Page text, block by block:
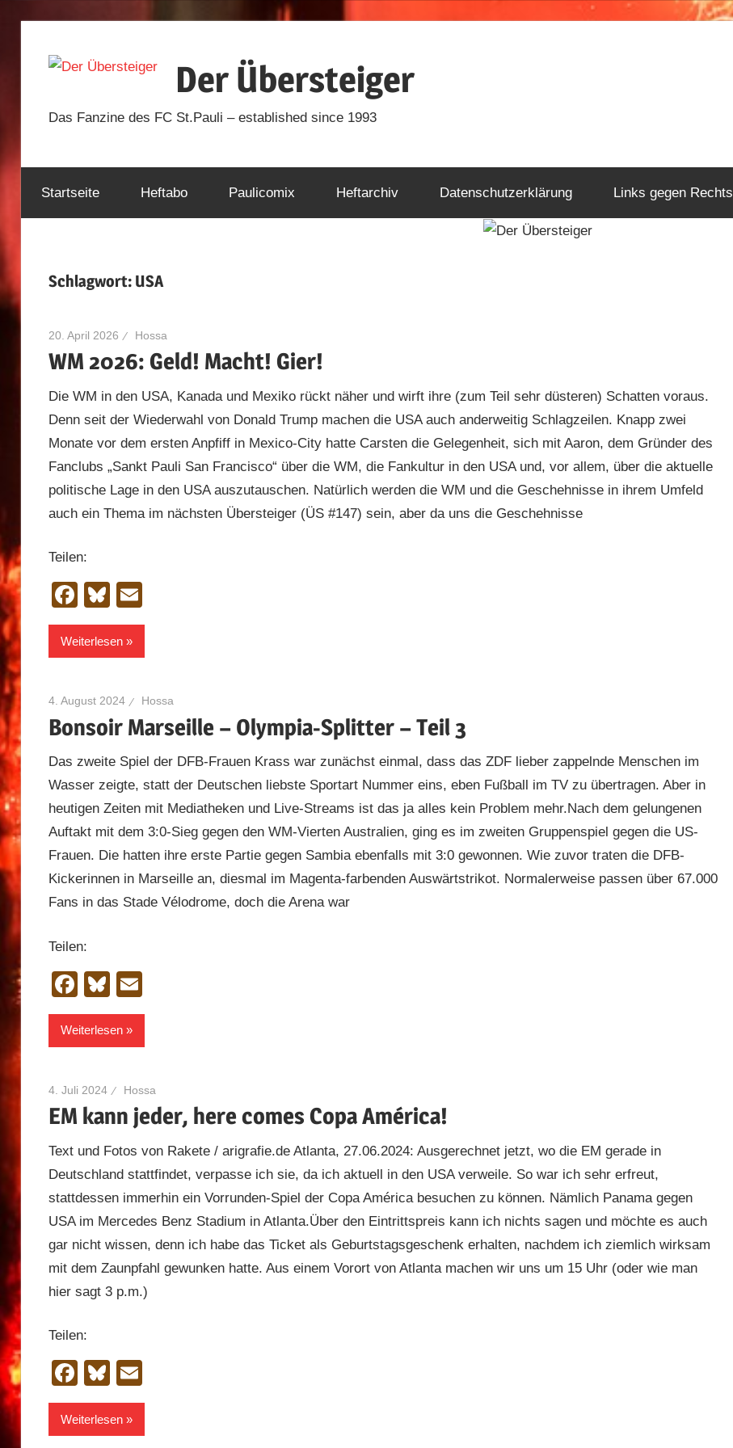
Inhalt
Der Übersteiger
Das Fanzine des FC St.Pauli – established since 1993
Startseite Heftabo Paulicomix Heftarchiv Datenschutzerklärung Links gegen Rechts
Schlagwort: USA
20. April 2026 Hossa
WM 2026: Geld! Macht! Gier!
Die WM in den USA, Kanada und Mexiko rückt näher und wirft ihre (zum Teil sehr düsteren) Schatten voraus.
Denn seit der Wiederwahl von Donald Trump machen die USA auch anderweitig Schlagzeilen. Knapp zwei
Monate vor dem ersten Anpfiff in Mexico-City hatte Carsten die Gelegenheit, sich mit Aaron, dem Gründer des
Fanclubs „Sankt Pauli San Francisco“ über die WM, die Fankultur in den USA und, vor allem, über die aktuelle
politische Lage in den USA auszutauschen. Natürlich werden die WM und die Geschehnisse in ihrem Umfeld
auch ein Thema im nächsten Übersteiger (ÜS #147) sein, aber da uns die Geschehnisse
Teilen:
Facebook
Bluesky
Weiterlesen
4. August 2024 Hossa
Bonsoir Marseille – Olympia-Splitter – Teil 3
Das zweite Spiel der DFB-Frauen Krass war zunächst einmal, dass das ZDF lieber zappelnde Menschen im
Wasser zeigte, statt der Deutschen liebste Sportart Nummer eins, eben Fußball im TV zu übertragen. Aber in
heutigen Zeiten mit Mediatheken und Live-Streams ist das ja alles kein Problem mehr.Nach dem gelungenen
Auftakt mit dem 3:0-Sieg gegen den WM-Vierten Australien, ging es im zweiten Gruppenspiel gegen die US-
Frauen. Die hatten ihre erste Partie gegen Sambia ebenfalls mit 3:0 gewonnen. Wie zuvor traten die DFB-
Kickerinnen in Marseille an, diesmal im Magenta-farbenden Auswärtstrikot. Normalerweise passen über 67.000
Fans in das Stade Vélodrome, doch die Arena war
Teilen:
Facebook
Bluesky
Weiterlesen
4. Juli 2024 Hossa
EM kann jeder, here comes Copa América!
Text und Fotos von Rakete / arigrafie.de Atlanta, 27.06.2024: Ausgerechnet jetzt, wo die EM gerade in
Deutschland stattfindet, verpasse ich sie, da ich aktuell in den USA verweile. So war ich sehr erfreut,
stattdessen immerhin ein Vorrunden-Spiel der Copa América besuchen zu können. Nämlich Panama gegen
USA im Mercedes Benz Stadium in Atlanta.Über den Eintrittspreis kann ich nichts sagen und möchte es auch
gar nicht wissen, denn ich habe das Ticket als Geburtstagsgeschenk erhalten, nachdem ich ziemlich wirksam
mit dem Zaunpfahl gewunken hatte. Aus einem Vorort von Atlanta machen wir uns um 15 Uhr (oder wie man
hier sagt 3 p.m.)
Teilen:
Facebook
Bluesky
Weiterlesen